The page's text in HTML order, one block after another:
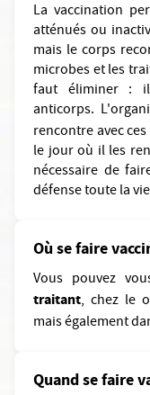
La vaccination
atténués ou
mais le corps
microbes et les
faut éliminer :
anticorps.
rencontre avec
le jour où il les
nécessaire de
défense toute la
Où se faire
Vous pouvez
traitant, chez le
mais également
Quand se faire